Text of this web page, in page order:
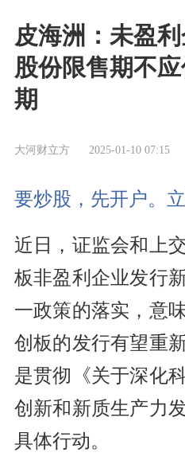
皮海洲：未盈
股份限售期不
期
大河财立方 2025-01-10 07:15
要炒股，先开户。
近日，证监会和上
板非盈利企业发行
一政策的落实，意
创板的发行有望重
是贯彻《关于深化
创新和新质生产力
具体行动。